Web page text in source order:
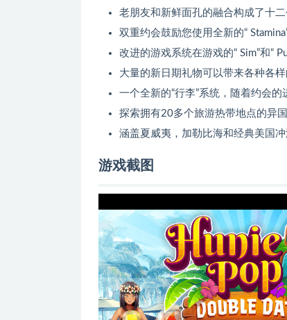
老朋友和新鲜面孔的融合构成了十
双重约会鼓励您使用全新的“
改进的游戏系统在游戏的“ Sim”和“
大量的新日期礼物可以带来各种各
一个全新的“行李”系统，随着约会
探索拥有20多个旅游热带地点的异
涵盖夏威夷，加勒比海和经典美国
游戏截图